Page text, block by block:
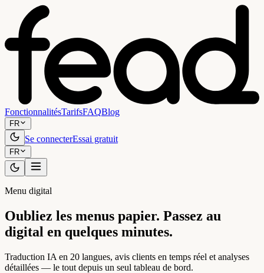
FonctionnalitésTarifsFAQBlog
FR
Se connecterEssai gratuit
FR
Menu digital
Oubliez les menus papier. Passez au
digital en quelques minutes.
Traduction IA en 20 langues, avis clients en temps réel et analyses
détaillées — le tout depuis un seul tableau de bord.